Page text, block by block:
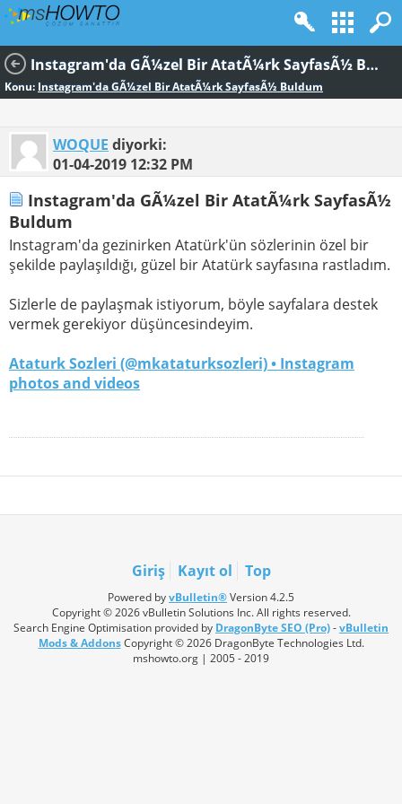
Instagram'da GÃ¼zel Bir AtatÃ¼rk SayfasÃ½ Buldum
Konu: Instagram'da GÃ¼zel Bir AtatÃ¼rk SayfasÃ½ Buldum
WOQUE diyorki:
01-04-2019 12:32 PM
Instagram'da GÃ¼zel Bir AtatÃ¼rk SayfasÃ½
Buldum
Instagram'da gezinirken Atatürk'ün sözlerinin özel bir
şekilde paylaşıldığı, güzel bir Atatürk sayfasına rastladım.
Sizlerle de paylaşmak istiyorum, böyle sayfalara destek
vermek gerekiyor düşüncesindeyim.
Ataturk Sozleri (@mkataturksozleri) • Instagram
photos and videos
Giriş Kayıt ol Top
Powered byvBulletin®Version 4.2.5
Copyright © 2026 vBulletin Solutions Inc. All rights reserved.
Search Engine Optimisation provided by DragonByte SEO (Pro)-vBulletin
Mods & AddonsCopyright © 2026 DragonByte Technologies Ltd.
mshowto.org | 2005 - 2019